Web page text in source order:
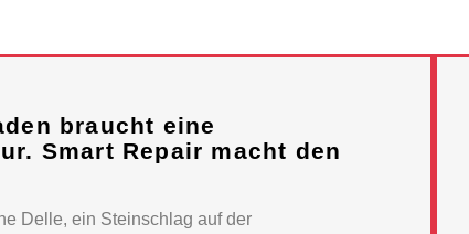
braucht eine
Smart Repair macht den
Delle, ein Steinschlag auf der